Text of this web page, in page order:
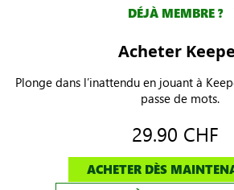
DÉJÀ MEMBRE ?
Acheter
Plonge dans l’inattendu en jouant à
passe de mots.
29.90 CHF
ACHETER DÈS